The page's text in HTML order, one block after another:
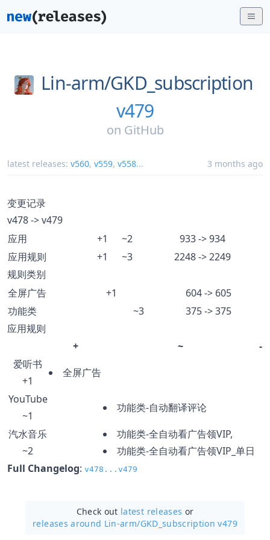
Lin-arm/GKD_subscription
v479
on GitHub
latest releases: v560, v559, v558... 3 months ago
变更记录
v478 -> v479
应用
+1 ~2
933 -> 934
应用规则
+1 ~3
2248 -> 2249
规则类别
全屏广告
+1
604 -> 605
功能类
~3
375 -> 375
应用规则
+
~
-
爱听书
+1
全屏广告
YouTube
~1
功能类-自动翻译评论
汽水音乐
~2
功能类-全自动看广告领VIP,
功能类-全自动看广告领VIP_单日
Full Changelog: v478...v479
Check out latest releases or
releases around Lin-arm/GKD_subscription v479